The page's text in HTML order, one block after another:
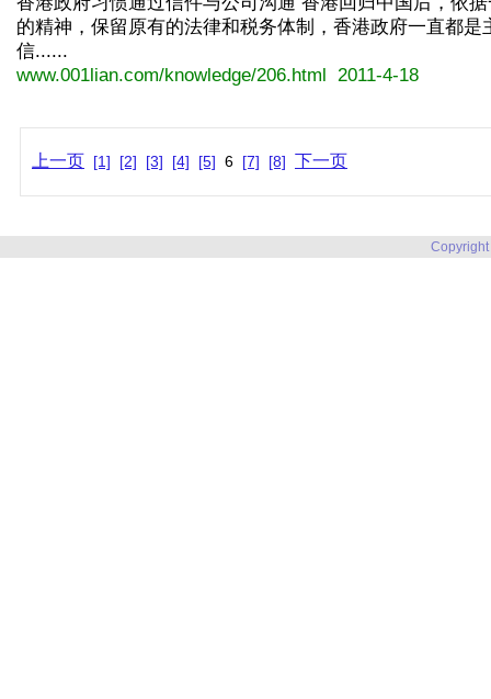
的精神，保留原有的法律和税务体制，香港政府一直都是
信......
www.001lian.com/knowledge/206.html 2011-4-18
上一页 [1] [2] [3] [4] [5] 6 [7] [8] 下一页